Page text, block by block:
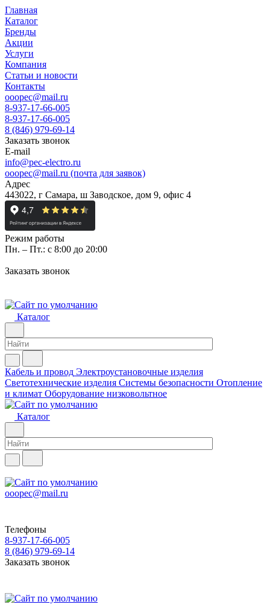
Главная
Каталог
Бренды
Акции
Услуги
Компания
Статьи и новости
Контакты
ooopec@mail.ru
8-937-17-66-005
8-937-17-66-005
8 (846) 979-69-14
Заказать звонок
E-mail
info@pec-electro.ru
ooopec@mail.ru (почта для заявок)
Адрес
443022, г Самара, ш Заводское, дом 9, офис 4
Режим работы
Пн. – Пт.: с 8:00 до 20:00
Заказать звонок
Каталог
Кабель и провод Электроустановочные изделия
Светотехнические изделия Системы безопасности Отопление
и климат Оборудование низковольтное
Каталог
ooopec@mail.ru
Телефоны
8-937-17-66-005
8 (846) 979-69-14
Заказать звонок